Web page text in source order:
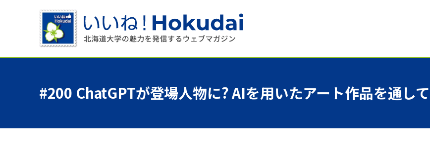
#200 ChatGPTが登場人物に? AIを用いたアート作品を通して